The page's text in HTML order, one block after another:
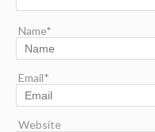
Name*
Email*
Website